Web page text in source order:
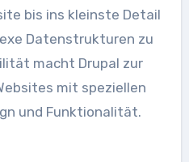
bis ins kleinste Detail
Datenstrukturen zu
macht Drupal zur
mit speziellen
und Funktionalität.